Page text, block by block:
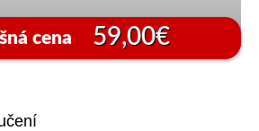
cena 59,00€